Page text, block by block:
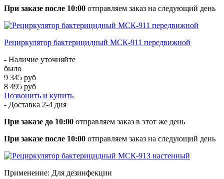
При заказе после 10:00 отправляем заказ на следующий день
Рециркулятор бактерицидный МСК-911 передвижной
- Наличие уточняйте
было
9 345 руб
8 495 руб
Позвонить и купить
- Доставка 2-4 дня
При заказе до 10:00 отправляем заказ в этот же день
При заказе после 10:00 отправляем заказ на следующий день
Применение: Для дезинфекции